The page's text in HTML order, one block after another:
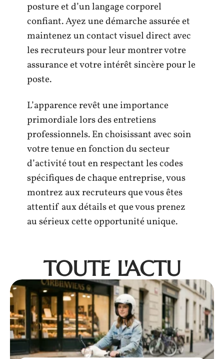
posture et d’un langage corporel
confiant. Ayez une démarche assurée et
maintenez un contact visuel direct avec
les recruteurs pour leur montrer votre
assurance et votre intérêt sincère pour le
poste.
L’apparence revêt une importance
primordiale lors des entretiens
professionnels. En choisissant avec soin
votre tenue en fonction du secteur
d’activité tout en respectant les codes
spécifiques de chaque entreprise, vous
montrez aux recruteurs que vous êtes
attentif aux détails et que vous prenez
au sérieux cette opportunité unique.
TOUTE L'ACTU